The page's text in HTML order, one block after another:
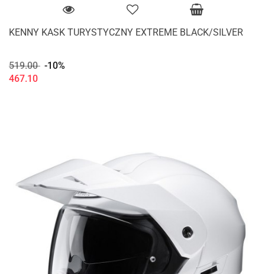
KENNY KASK TURYSTYCZNY EXTREME BLACK/SILVER
519.00 -10%
467.10